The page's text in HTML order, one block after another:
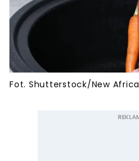
Fot. Shutterstock/New Africa